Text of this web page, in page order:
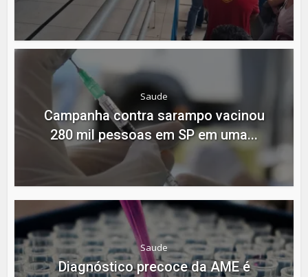
Saude
Campanha contra sarampo vacinou
280 mil pessoas em SP em uma...
Saude
Diagnóstico precoce da AME é